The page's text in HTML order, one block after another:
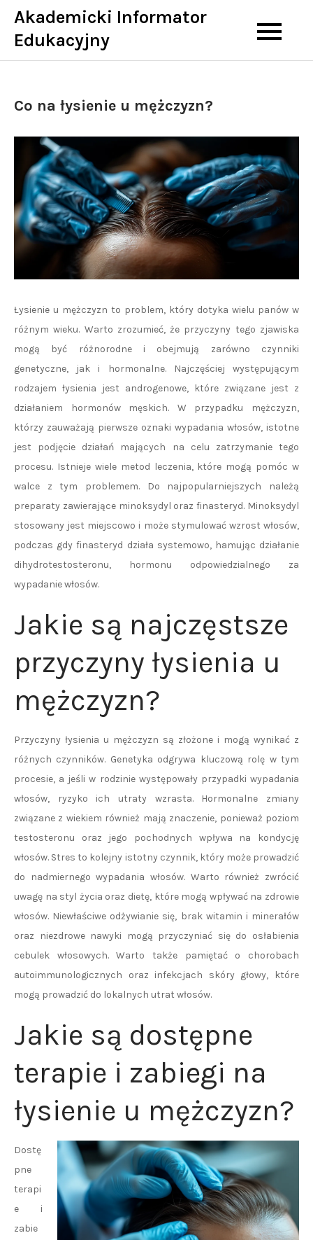
Skip
content
Akademicki Informator
Edukacyjny
Co na łysienie u mężczyzn?
Łysienie u mężczyzn to problem, który dotyka wielu panów w
różnym wieku. Warto zrozumieć, że przyczyny tego zjawiska
mogą być różnorodne i obejmują zarówno czynniki
genetyczne, jak i hormonalne. Najczęściej występującym
rodzajem łysienia jest androgenowe, które związane jest z
działaniem hormonów męskich. W przypadku mężczyzn,
którzy zauważają pierwsze oznaki wypadania włosów, istotne
jest podjęcie działań mających na celu zatrzymanie tego
procesu. Istnieje wiele metod leczenia, które mogą pomóc w
walce z tym problemem. Do najpopularniejszych należą
preparaty zawierające minoksydyl oraz finasteryd. Minoksydyl
stosowany jest miejscowo i może stymulować wzrost włosów,
podczas gdy finasteryd działa systemowo, hamując działanie
dihydrotestosteronu, hormonu odpowiedzialnego za
wypadanie włosów.
Jakie są najczęstsze
przyczyny łysienia u
mężczyzn?
Przyczyny łysienia u mężczyzn są złożone i mogą wynikać z
różnych czynników. Genetyka odgrywa kluczową rolę w tym
procesie, a jeśli w rodzinie występowały przypadki wypadania
włosów, ryzyko ich utraty wzrasta. Hormonalne zmiany
związane z wiekiem również mają znaczenie, ponieważ poziom
testosteronu oraz jego pochodnych wpływa na kondycję
włosów. Stres to kolejny istotny czynnik, który może prowadzić
do nadmiernego wypadania włosów. Warto również zwrócić
uwagę na styl życia oraz dietę, które mogą wpływać na zdrowie
włosów. Niewłaściwe odżywianie się, brak witamin i minerałów
oraz niezdrowe nawyki mogą przyczyniać się do osłabienia
cebulek włosowych. Warto także pamiętać o chorobach
autoimmunologicznych oraz infekcjach skóry głowy, które
mogą prowadzić do lokalnych utrat włosów.
Jakie są dostępne
terapie i zabiegi na
łysienie u mężczyzn?
Dostę
pne
terapi
e i
zabie